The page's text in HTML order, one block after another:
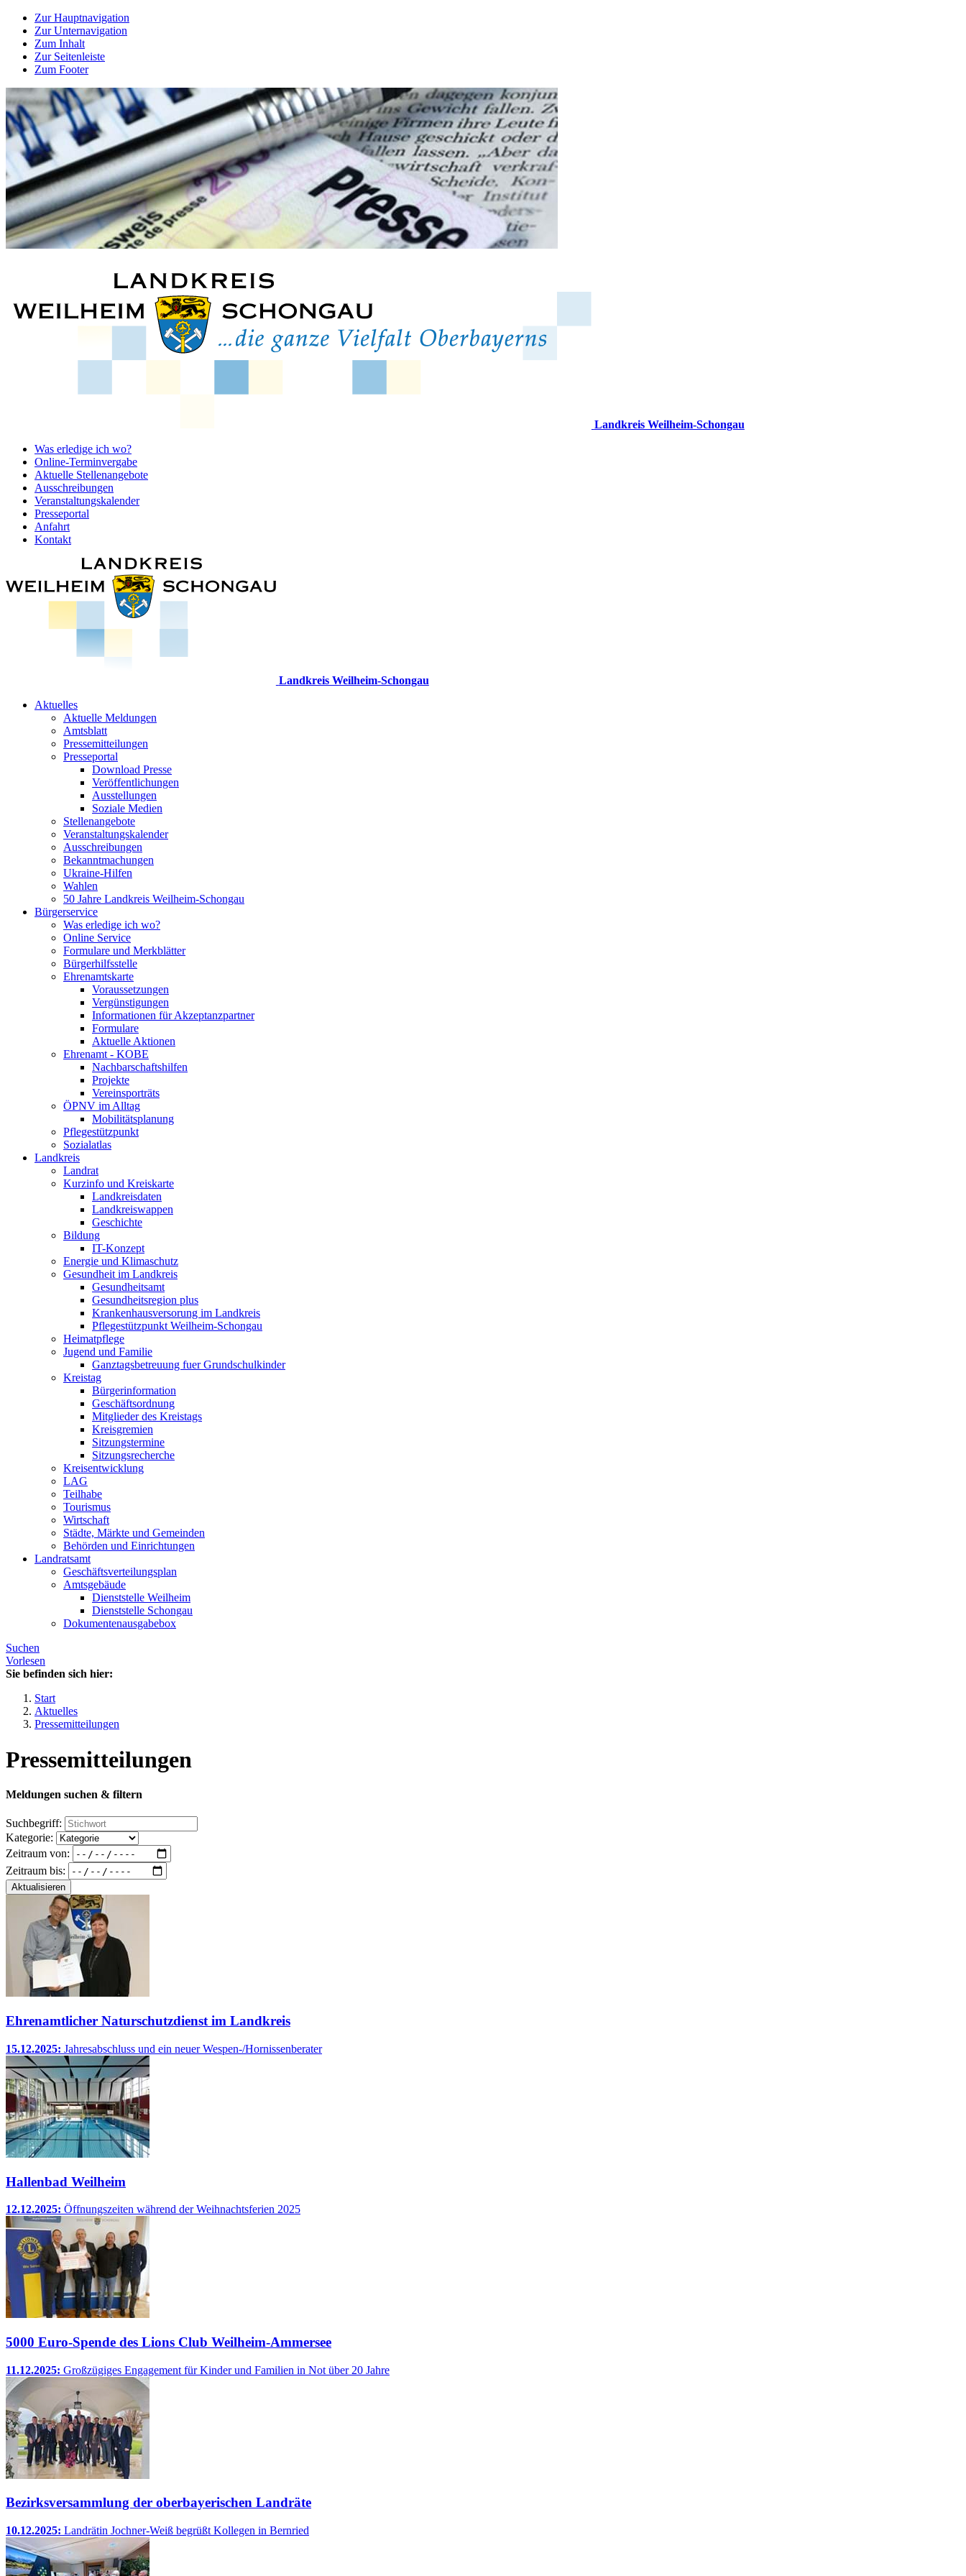
Zur Hauptnavigation
Zur Unternavigation
Zum Inhalt
Zur Seitenleiste
Zum Footer
Landkreis Weilheim-Schongau
Was erledige ich wo?
Online-Terminvergabe
Aktuelle Stellenangebote
Ausschreibungen
Veranstaltungskalender
Presseportal
Anfahrt
Kontakt
Landkreis Weilheim-Schongau
Aktuelles
Aktuelle Meldungen
Amtsblatt
Pressemitteilungen
Presseportal
Download Presse
Veröffentlichungen
Ausstellungen
Soziale Medien
Stellenangebote
Veranstaltungskalender
Ausschreibungen
Bekanntmachungen
Ukraine-Hilfen
Wahlen
50 Jahre Landkreis Weilheim-Schongau
Bürgerservice
Was erledige ich wo?
Online Service
Formulare und Merkblätter
Bürgerhilfsstelle
Ehrenamtskarte
Voraussetzungen
Vergünstigungen
Informationen für Akzeptanzpartner
Formulare
Aktuelle Aktionen
Ehrenamt - KOBE
Nachbarschaftshilfen
Projekte
Vereinsporträts
ÖPNV im Alltag
Mobilitätsplanung
Pflegestützpunkt
Sozialatlas
Landkreis
Landrat
Kurzinfo und Kreiskarte
Landkreisdaten
Landkreiswappen
Geschichte
Bildung
IT-Konzept
Energie und Klimaschutz
Gesundheit im Landkreis
Gesundheitsamt
Gesundheitsregion plus
Krankenhausversorung im Landkreis
Pflegestützpunkt Weilheim-Schongau
Heimatpflege
Jugend und Familie
Ganztagsbetreuung fuer Grundschulkinder
Kreistag
Bürgerinformation
Geschäftsordnung
Mitglieder des Kreistags
Kreisgremien
Sitzungstermine
Sitzungsrecherche
Kreisentwicklung
LAG
Teilhabe
Tourismus
Wirtschaft
Städte, Märkte und Gemeinden
Behörden und Einrichtungen
Landratsamt
Geschäftsverteilungsplan
Amtsgebäude
Dienststelle Weilheim
Dienststelle Schongau
Dokumentenausgabebox
Suchen
Vorlesen
Sie befinden sich hier:
Start
Aktuelles
Pressemitteilungen
Pressemitteilungen
Meldungen suchen & filtern
Suchbegriff:
Kategorie:
Zeitraum von:
Zeitraum bis:
Aktualisieren
Ehrenamtlicher Naturschutzdienst im Landkreis
15.12.2025: Jahresabschluss und ein neuer Wespen-/Hornissenberater
Hallenbad Weilheim
12.12.2025: Öffnungszeiten während der Weihnachtsferien 2025
5000 Euro-Spende des Lions Club Weilheim-Ammersee
11.12.2025: Großzügiges Engagement für Kinder und Familien in Not über 20 Jahre
Bezirksversammlung der oberbayerischen Landräte
10.12.2025: Landrätin Jochner-Weiß begrüßt Kollegen in Bernried